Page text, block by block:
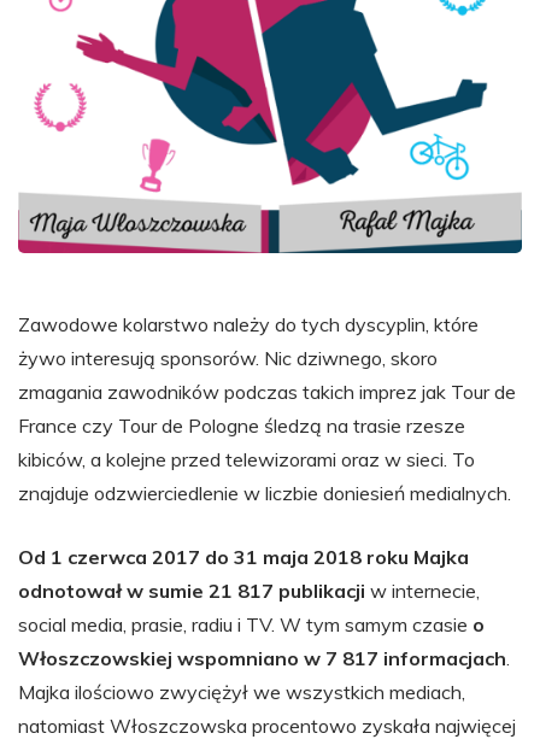
Zawodowe kolarstwo należy do tych dyscyplin, które
żywo interesują sponsorów. Nic dziwnego, skoro
zmagania zawodników podczas takich imprez jak Tour de
France czy Tour de Pologne śledzą na trasie rzesze
kibiców, a kolejne przed telewizorami oraz w sieci. To
znajduje odzwierciedlenie w liczbie doniesień medialnych.
Od 1 czerwca 2017 do 31 maja 2018 roku Majka
odnotował w sumie 21 817 publikacji w internecie,
social media, prasie, radiu i TV. W tym samym czasie o
Włoszczowskiej wspomniano w 7 817 informacjach
Majka ilościowo zwyciężył we wszystkich mediach,
natomiast Włoszczowska procentowo zyskała najwięcej